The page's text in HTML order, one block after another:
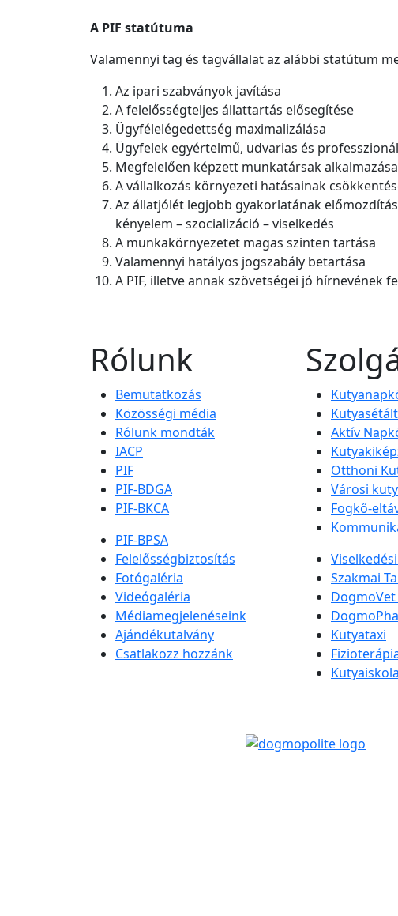
A PIF statútuma
Valamennyi tag és tagvállalat az alábbi statútum
Az ipari szabványok javítása
A felelősségteljes állattartás elősegítése
Ügyfélelégedettség maximalizálása
Ügyfelek egyértelmű, udvarias és
Megfelelően képzett munkatársak
A vállalkozás környezeti hatásainak
Az állatjólét legjobb gyakorlatának
kényelem – szocializáció – viselkedés
A munkakörnyezetet magas szinten tartása
Valamennyi hatályos jogszabály betartása
A PIF, illetve annak szövetségei jó hírnevének
Rólunk
Bemutatkozás
Közösségi média
Rólunk mondták
IACP
PIF
PIF-BDGA
PIF-BKCA
PIF-BPSA
Felelősségbiztosítás
Fotógaléria
Videógaléria
Médiamegjelenéseink
Ajándékutalvány
Csatlakozz hozzánk
Aktív
Otthoni
Városi
Fogkő-
Szakmai
Kutyataxi
Kutyaiskola